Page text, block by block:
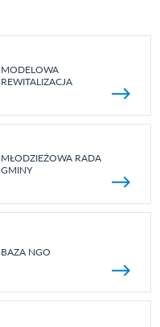
MODELOWA
REWITALIZACJA
MŁODZIEŻOWA RADA
GMINY
BAZA NGO